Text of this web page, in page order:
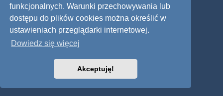
funkcjonalnych. Warunki przechowywania lub
dostępu do plików cookies można określić w
ustawieniach przeglądarki internetowej.
Dowiedz się więcej
Akceptuję!